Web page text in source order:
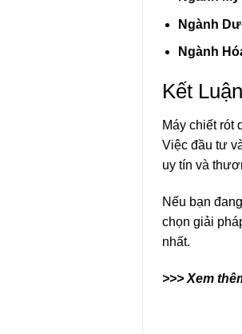
Ngành
Ngành
Kết Luận
Máy chiết rót
Việc đầu tư
uy tín và
Nếu bạn
chọn giải
nhất.
>>> Xem